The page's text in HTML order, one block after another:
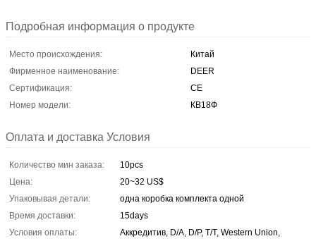
Подробная информация о продукте
Место происхождения:
Китай
Фирменное наименование:
DEER
Сертификация:
CE
Номер модели:
КВ18Ф
Оплата и доставка Условия
Количество мин заказа:
10pcs
Цена:
20~32 US$
Упаковывая детали:
одна коробка комплекта одной
Время доставки:
15days
Условия оплаты:
Аккредитив, D/A, D/P, T/T, Western Union,